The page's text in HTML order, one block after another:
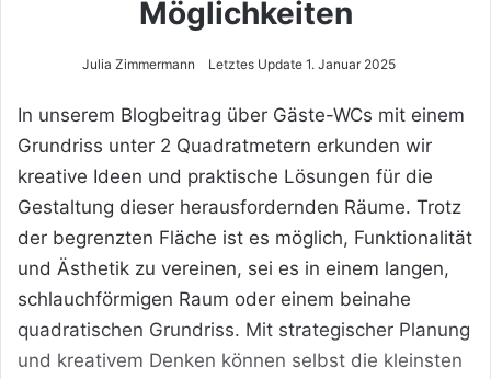
Möglichkeiten
Julia Zimmermann Letztes Update 1. Januar 2025
In unserem Blogbeitrag über Gäste-WCs mit einem
Grundriss unter 2 Quadratmetern erkunden wir
kreative Ideen und praktische Lösungen für die
Gestaltung dieser herausfordernden Räume. Trotz
der begrenzten Fläche ist es möglich, Funktionalität
und Ästhetik zu vereinen, sei es in einem langen,
schlauchförmigen Raum oder einem beinahe
quadratischen Grundriss. Mit strategischer Planung
und kreativem Denken können selbst die kleinsten